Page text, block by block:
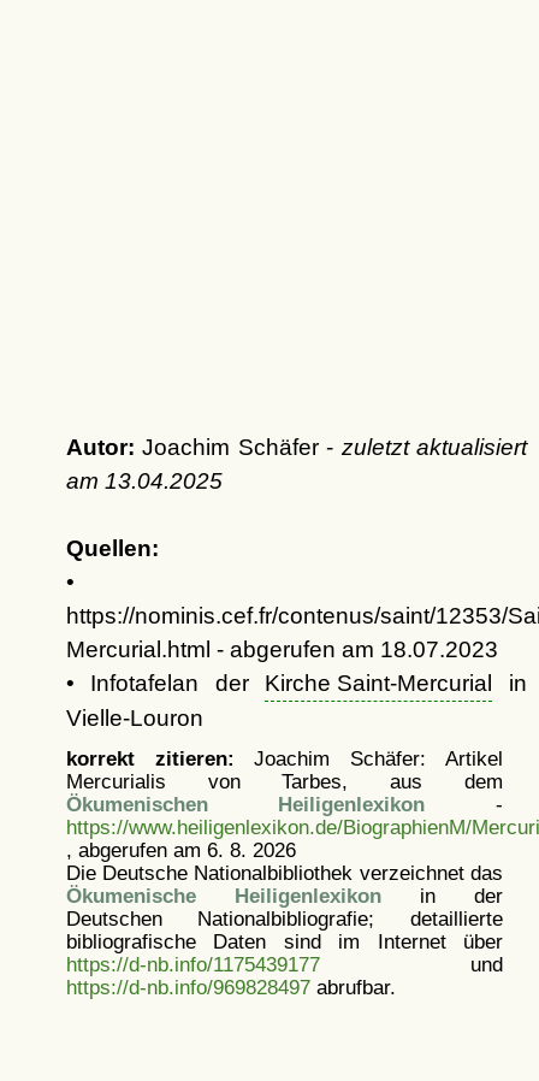
Autor: Joachim Schäfer - zuletzt aktualisiert
am 13.04.2025
Quellen:
•
https://nominis.cef.fr/contenus/saint/12353/
Mercurial.html - abgerufen am 18.07.2023
• Infotafelan der Kirche Saint-Mercurial
in
Vielle-Louron
korrekt zitieren: Joachim Schäfer: Artikel
Mercurialis von Tarbes, aus dem
Ökumenischen Heiligenlexikon -
https://www.heiligenlexikon.de/BiographienM/
, abgerufen am 6. 8. 2026
Die Deutsche Nationalbibliothek verzeichnet das
Ökumenische Heiligenlexikonin der
Deutschen Nationalbibliografie; detaillierte
bibliografische Daten sind im Internet über
https://d-nb.info/1175439177und
https://d-nb.info/969828497abrufbar.